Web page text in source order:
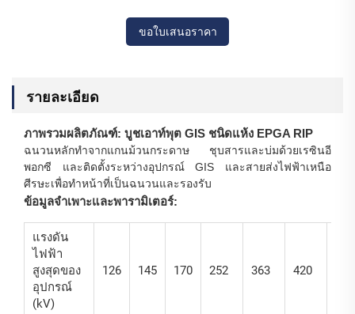
ขอใบเสนอราคา
รายละเอียด
ภาพรวมผลิตภัณฑ์: บูชเอาท์พุต GIS ชนิดแห้ง EPGA RIP
ฉนวนหลักทำจากแกนม้วนกระดาษ ชุบสารและบ่มด้วยเรซินอี
พอกซี และติดตั้งระหว่างอุปกรณ์ GIS และสายส่งไฟฟ้าเหนือ
ศีรษะเพื่อทำหน้าที่เป็นฉนวนและรองรับ
ข้อมูลจำเพาะและพารามิเตอร์:
แรงดัน
ไฟฟ้า
สูงสุดของ
อุปกรณ์
(kV)
126 145 170 252 363 420